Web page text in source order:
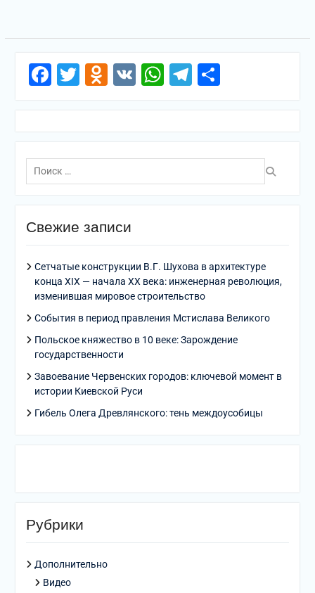
Facebook
Twitter
Odnoklassniki
VKWhatsApp
Telegram
Поиск
по:
Свежие записи
Сетчатые конструкции В.Г. Шухова в архитектуре
конца XIX — начала XX века: инженерная революция,
изменившая мировое строительство
События в период правления Мстислава Великого
Польское княжество в 10 веке: Зарождение
государственности
Завоевание Червенских городов: ключевой момент в
истории Киевской Руси
Гибель Олега Древлянского: тень междоусобицы
Рубрики
Дополнительно
Видео